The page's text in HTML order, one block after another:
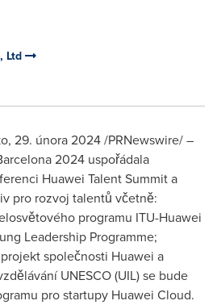
Ltd
, 29. února 2024/PRNewswire/ –
2024 uspořádala
Huawei Talent Summit a
pro rozvoj talentů včetně:
programu ITU-Huawei
Leadership Programme;
společnosti Huawei a
UNESCO (UIL) se bude
pro startupy Huawei Cloud.